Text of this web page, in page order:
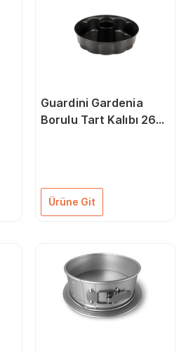
Guardini Gardenia
Borulu Tart Kalıbı 26
Ürüne Git